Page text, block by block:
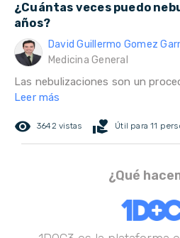
¿Cuántas veces puedo
años?
David Guillermo Gomez
Medicina General
Las nebulizaciones son un
Leer más
remove_red_eye 3642 vistas volunteer_activism Útil para 11
¿Qué